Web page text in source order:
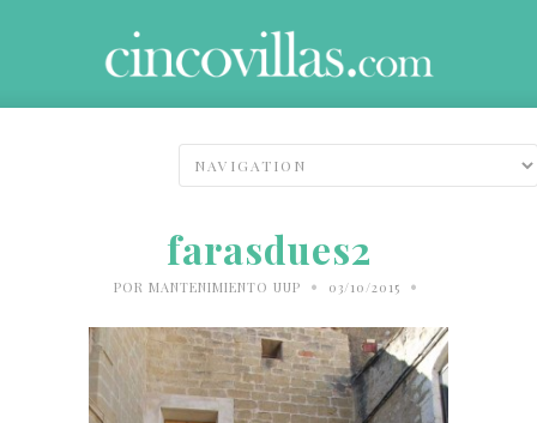
farasdues2
POR MANTENIMIENTO UUP • 03/10/2015 •